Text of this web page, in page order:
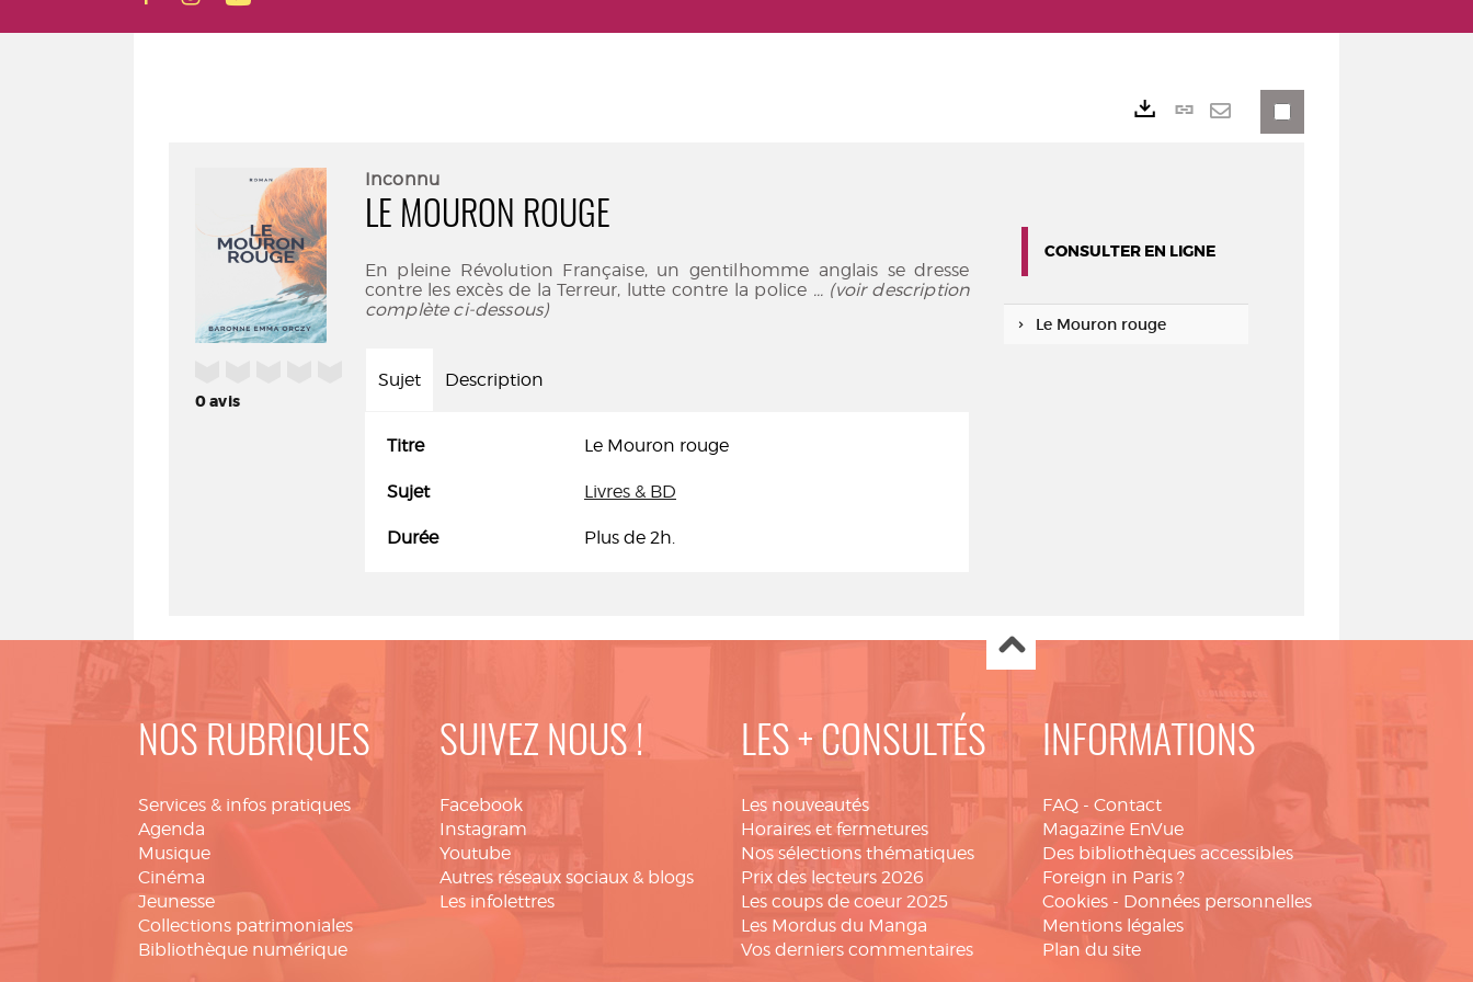
0avis
Inconnu
LE MOURON ROUGE
En pleine Révolution Française, un gentilhomme anglais se dresse
contre les excès de la Terreur, lutte contre la police ... (voir description
complète ci-dessous)
Sujet Description
Titre Le Mouron rouge
Sujet Livres & BD
Durée Plus de 2h.
Lien
CONSULTER EN LIGNE
Le Mouron rouge
NOS RUBRIQUES
Services & infos pratiques
Agenda
Musique
Cinéma
Jeunesse
Collections patrimoniales
Bibliothèque numérique
SUIVEZ NOUS !
Facebook
Instagram
Youtube
Autres réseaux sociaux & blogs
Les infolettres
LES + CONSULTÉS
Les nouveautés
Horaires et fermetures
Nos sélections thématiques
Prix des lecteurs 2026
Les coups de coeur 2025
Les Mordus du Manga
Vos derniers commentaires
INFORMATIONS
FAQ - Contact
Magazine EnVue
Des bibliothèques accessibles
Foreign in Paris ?
Cookies - Données personnelles
Mentions légales
Plan du site